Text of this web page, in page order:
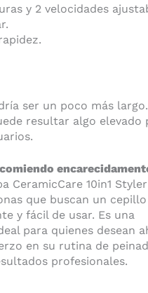
y 2 velocidades
ser un poco más largo.
resultar algo elevado
CeramicCare 10in1
que buscan un
y fácil de usar. Es una
para quienes desean
en su rutina de
profesionales.